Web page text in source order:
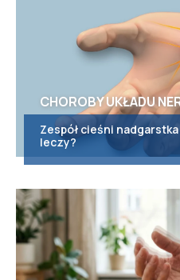
CHOROBY UKŁADU
Zespół cieśni
leczy?